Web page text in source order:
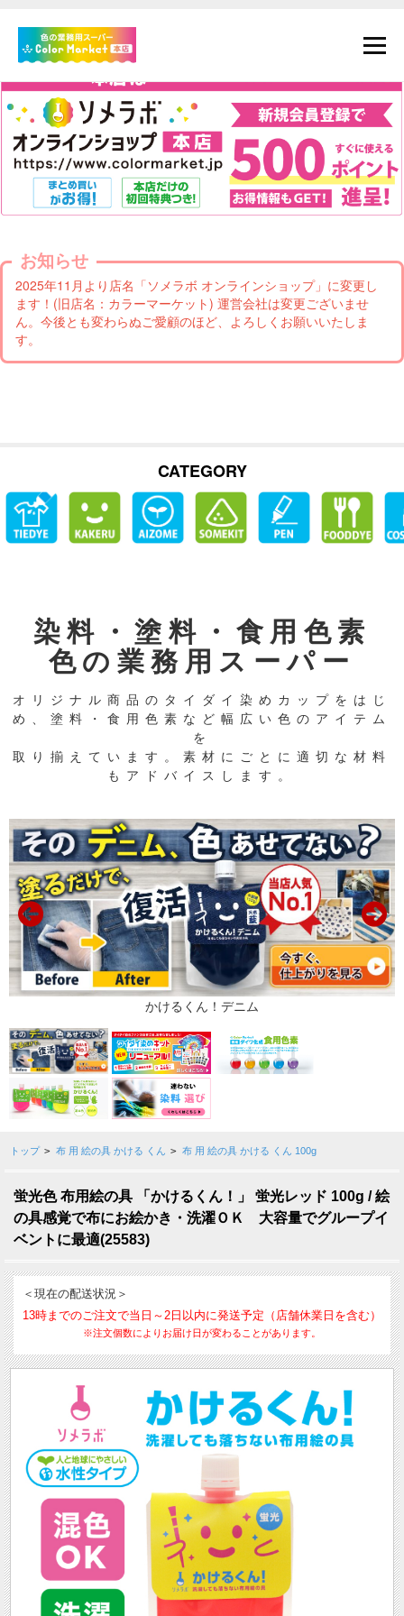
トップ > 布 用 絵の具 かける くん > 布 用 絵の具 かける くん 100g
蛍光色 布用絵の具 「かけるくん！」 蛍光レッド 100g / 絵
の具感覚で布にお絵かき・洗濯ＯＫ 大容量でグループイ
ベントに最適(25583)
＜現在の配送状況＞
13時までのご注文で当日～2日以内に発送予定（店舗休業日を含む）
※注文個数によりお届け日が変わることがあります。